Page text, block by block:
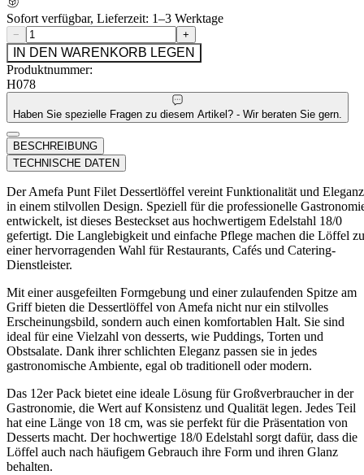
Sofort verfügbar, Lieferzeit: 1–3 Werktage
− +
IN DEN WARENKORB LEGEN
Produktnummer:
H078
Haben Sie spezielle Fragen zu diesem Artikel? - Wir beraten Sie gern.
BESCHREIBUNG
TECHNISCHE DATEN
Der Amefa Punt Filet Dessertlöffel vereint Funktionalität und Eleganz
in einem stilvollen Design. Speziell für die professionelle
entwickelt, ist dieses Besteckset aus hochwertigem Edelstahl 18/0
gefertigt. Die Langlebigkeit und einfache Pflege machen die Löffel zu
einer hervorragenden Wahl für Restaurants, Cafés und Catering-
Dienstleister.
Mit einer ausgefeilten Formgebung und einer zulaufenden Spitze am
Griff bieten die Dessertlöffel von Amefa nicht nur ein stilvolles
Erscheinungsbild, sondern auch einen komfortablen Halt. Sie sind
ideal für eine Vielzahl von desserts, wie Puddings, Torten und
Obstsalate. Dank ihrer schlichten Eleganz passen sie in jedes
gastronomische Ambiente, egal ob traditionell oder modern.
Das 12er Pack bietet eine ideale Lösung für Großverbraucher in der
Gastronomie, die Wert auf Konsistenz und Qualität legen. Jedes Teil
hat eine Länge von 18 cm, was sie perfekt für die Präsentation von
Desserts macht. Der hochwertige 18/0 Edelstahl sorgt dafür, dass die
Löffel auch nach häufigem Gebrauch ihre Form und ihren Glanz
behalten.